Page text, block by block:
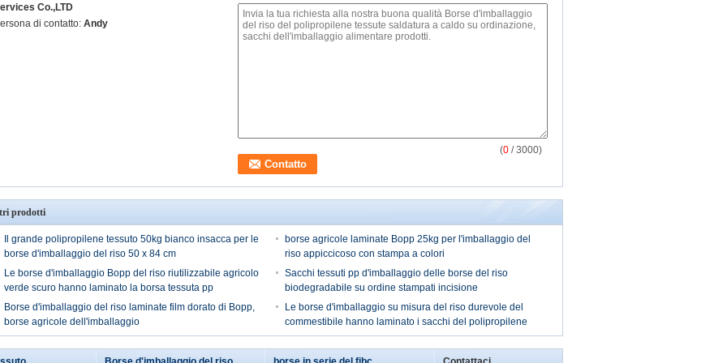
Co.,LTD
di contatto: Andy
(0 / 3000)
prodotti
Il grande polipropilene tessuto 50kg bianco insacca per le
borse d'imballaggio del riso 50 x 84 cm
borse agricole laminate Bopp 25kg per l'imballaggio del
riso appiccicoso con stampa a colori
Le borse d'imballaggio Bopp del riso riutilizzabile agricolo
verde scuro hanno laminato la borsa tessuta pp
Sacchi tessuti pp d'imballaggio delle borse del riso
biodegradabile su ordine stampati incisione
Borse d'imballaggio del riso laminate film dorato di Bopp,
borse agricole dell'imballaggio
Le borse d'imballaggio su misura del riso durevole del
commestibile hanno laminato i sacchi del polipropilene